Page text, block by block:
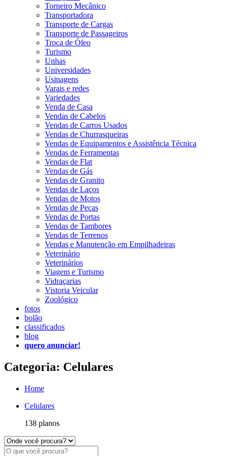
Torneiro Mecânico
Transportadora
Transporte de Cargas
Transporte de Passageiros
Troca de Óleo
Turismo
Unhas
Universidades
Usinagens
Varais e redes
Variedades
Venda de Casa
Vendas de Cabelos
Vendas de Carros Usados
Vendas de Churrasqueiras
Vendas de Equipamentos e Assistência Técnica
Vendas de Ferramentas
Vendas de Flat
Vendas de Gás
Vendas de Granito
Vendas de Laços
Vendas de Motos
Vendas de Peças
Vendas de Portas
Vendas de Tambores
Vendas de Terrenos
Vendas e Manutenção em Empilhadeiras
Veterinário
Veterinários
Viagem e Turismo
Vidraçarias
Vistoria Veicular
Zoológico
fotos
bolão
classificados
blog
quero anunciar!
Categoria: Celulares
Home
Celulares
138 planos